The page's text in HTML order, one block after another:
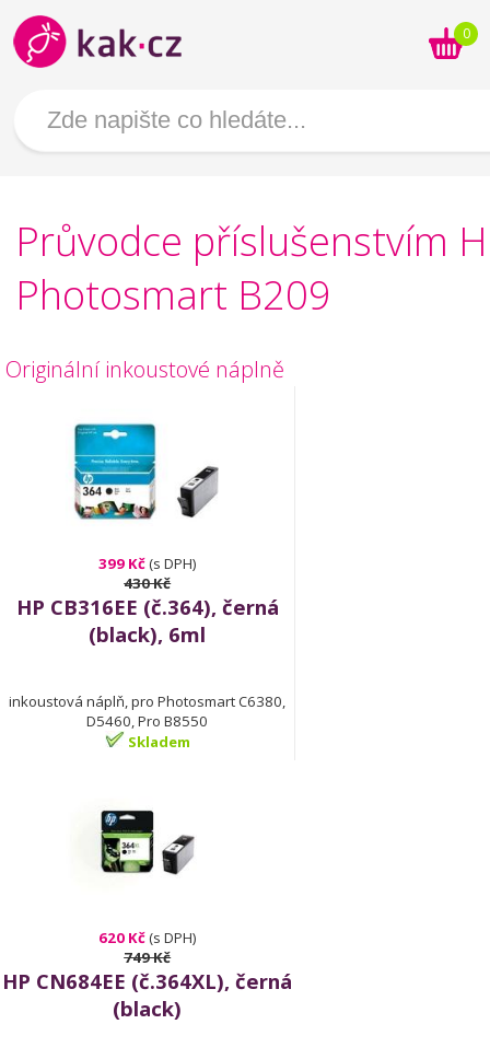
0
Průvodce příslušenstvím
Photosmart B209
Originální inkoustové náplně
399 Kč(s DPH)
430 Kč
HP CB316EE (č.364), černá
(black), 6ml
inkoustová náplň, pro Photosmart C6380,
D5460, Pro B8550
Skladem
620 Kč(s DPH)
749 Kč
HP CN684EE (č.364XL), černá
(black)